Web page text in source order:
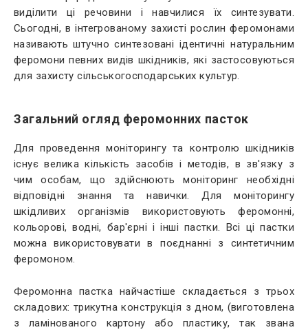
виділити ці речовини і навчилися їх синтезувати.
Сьогодні, в інтегрованому захисті рослин феромонами
називають штучно синтезовані ідентичні натуральним
феромони певних видів шкідників, які застосовуються
для захисту сільськогосподарських культур.
Загальний огляд феромонних пасток
Для проведення моніторингу та контролю шкідників
існує велика кількість засобів і методів, в зв'язку з
чим особам, що здійснюють моніторинг необхідні
відповідні знання та навички. Для моніторингу
шкідливих організмів використовують феромонні,
кольорові, водні, бар'єрні і інші пастки. Всі ці пастки
можна використовувати в поєднанні з синтетичним
феромоном.
Феромонна пастка найчастіше складається з трьох
складових: трикутна конструкція з дном, (виготовлена
​​з ламінованого картону або пластику, так звана